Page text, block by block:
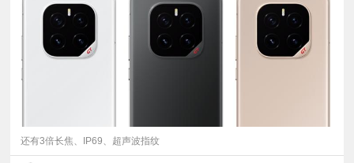
频
普还有3倍长焦、IP69、超声波指纹